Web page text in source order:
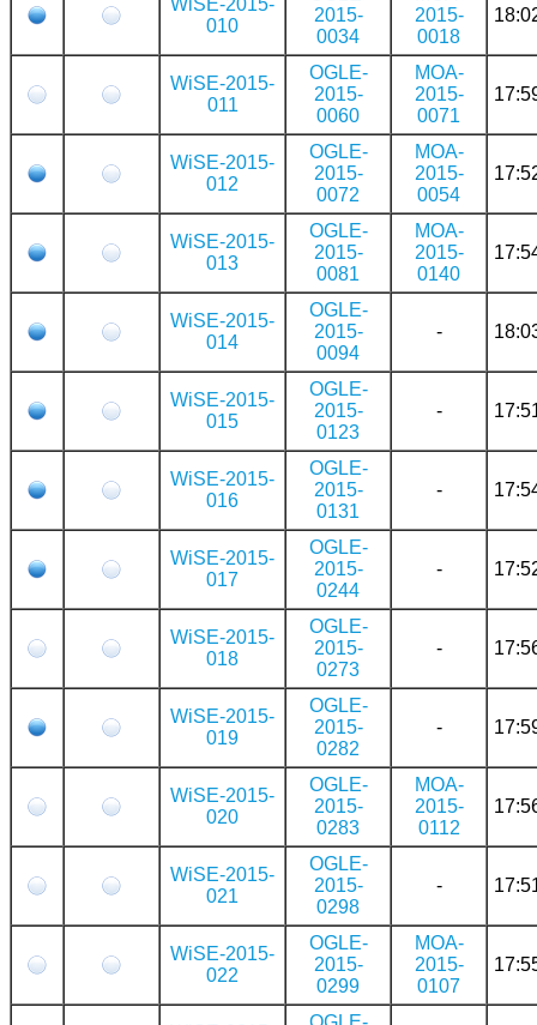
010
2015-
0034
2015-
0018
WiSE-2015-
011
OGLE-
2015-
0060
MOA-
2015-
0071
WiSE-2015-
012
OGLE-
2015-
0072
MOA-
2015-
0054
WiSE-2015-
013
OGLE-
2015-
0081
MOA-
2015-
0140
WiSE-2015-
014
OGLE-
2015-
0094
-
WiSE-2015-
015
OGLE-
2015-
0123
-
WiSE-2015-
016
OGLE-
2015-
0131
-
WiSE-2015-
017
OGLE-
2015-
0244
-
WiSE-2015-
018
OGLE-
2015-
0273
-
WiSE-2015-
019
OGLE-
2015-
0282
-
WiSE-2015-
020
OGLE-
2015-
0283
MOA-
2015-
0112
WiSE-2015-
021
OGLE-
2015-
0298
-
WiSE-2015-
022
OGLE-
2015-
0299
MOA-
2015-
0107